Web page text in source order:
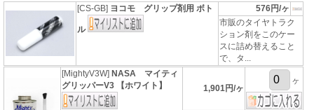
[CS-GB] ヨコモ グリップ剤用 ボト
ル
576円/ヶ
市販のタイヤトラク
ション剤をこのケー
スに詰め替えること
で、タ...
[MightyV3W] NASA マイティ
グリッパーV3 【ホワイト】
1,901円/ヶ
ヶ